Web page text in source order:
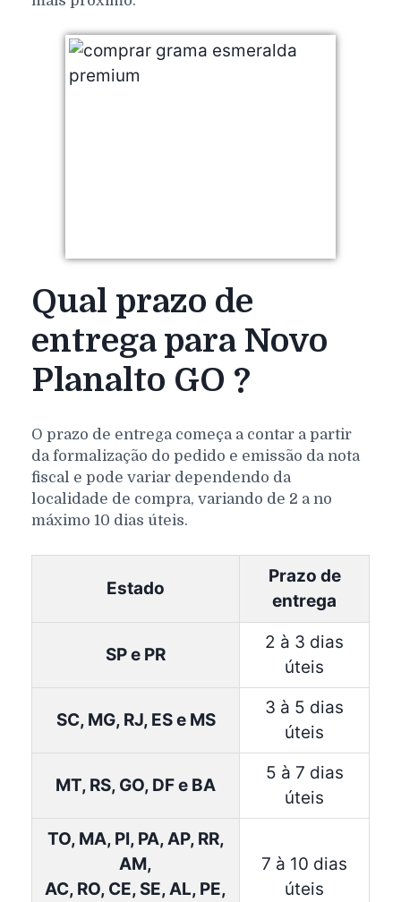
Qual prazo de
entrega para Novo
Planalto GO ?
O prazo de entrega começa a contar a partir
da formalização do pedido e emissão da nota
fiscal e pode variar dependendo da
localidade de compra, variando de 2 a no
máximo 10 dias úteis.
Estado
Prazo de
entrega
SP e PR
2 à 3 dias
úteis
SC, MG, RJ, ES e MS
3 à 5 dias
úteis
MT, RS, GO, DF e BA
5 à 7 dias
úteis
TO, MA, PI, PA, AP, RR,
AM,
AC, RO, CE, SE, AL, PE,
7 à 10 dias
úteis